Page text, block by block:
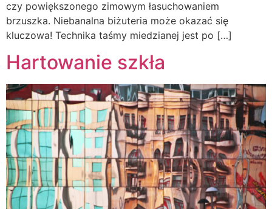
czy powiększonego zimowym łasuchowaniem
brzuszka. Niebanalna biżuteria może okazać się
kluczowa! Technika taśmy miedzianej jest po […]
Hartowanie szkła